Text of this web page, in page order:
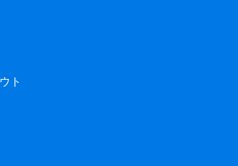
ト